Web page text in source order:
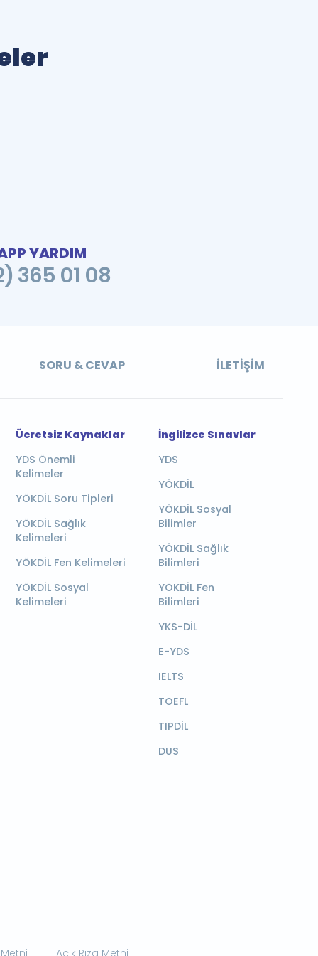
YARDIM
365 01 08
SORU & CEVAP İLETIŞIM
Ücretsiz Kaynaklar
YDS Önemli
Kelimeler
YÖKDİL Soru Tipleri
YÖKDİL Sağlık
Kelimeleri
YÖKDİL Fen Kelimeleri
YÖKDİL Sosyal
Kelimeleri
İngilizce Sınavlar
YDS
YÖKDİL
YÖKDİL Sosyal
Bilimler
YÖKDİL Sağlık
Bilimleri
YÖKDİL Fen
Bilimleri
YKS-DİL
E-YDS
IELTS
TOEFL
TIPDİL
DUS
Açık Rıza Metni